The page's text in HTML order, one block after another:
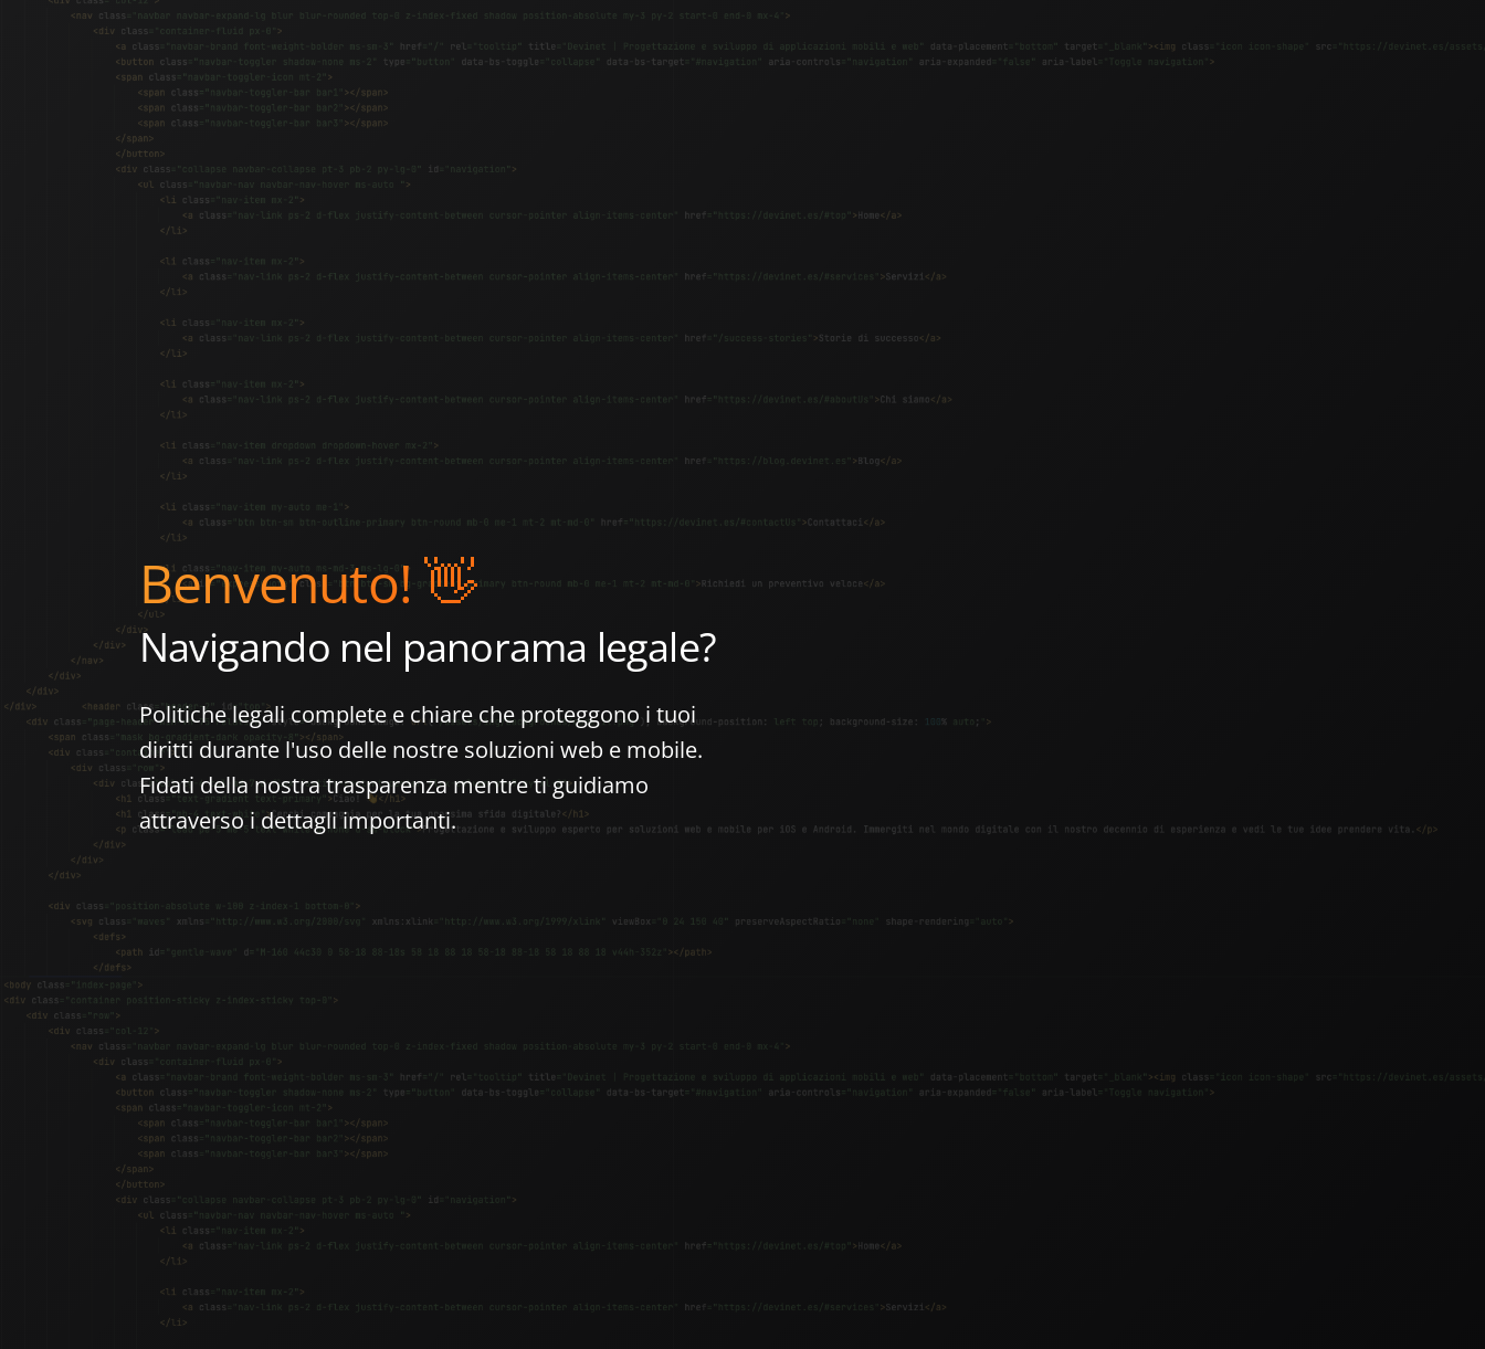
Benvenuto! 👋
Navigando nel panorama legale?
Politiche legali complete e chiare che proteggono i tuoi
diritti durante l'uso delle nostre soluzioni web e mobile.
Fidati della nostra trasparenza mentre ti guidiamo
attraverso i dettagli importanti.